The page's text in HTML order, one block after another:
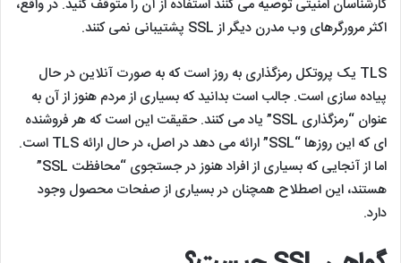
آیا SSL هنوز به روز است؟
SSL از زمان SSL 3.0 در سال 1996 به روز نشده است و اکنون
منسوخ
شده است. چندین آسیب پذیری در پروتکل SSL وجود دارد و
کارشناسان امنیتی توصیه می کنند استفاده از آن را متوقف کنید. در واقع،
اکثر مرورگرهای وب مدرن دیگر از SSL پشتیبانی نمی کنند.
TLS یک پروتکل رمزگذاری به روز است که به صورت آنلاین در حال
پیاده سازی است. جالب است بدانید که بسیاری از مردم هنوز از آن به